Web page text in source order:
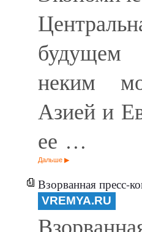
будущем
неким
Азией и
ее …
Дальше
Взорванная пресс-
VREMYA.RU